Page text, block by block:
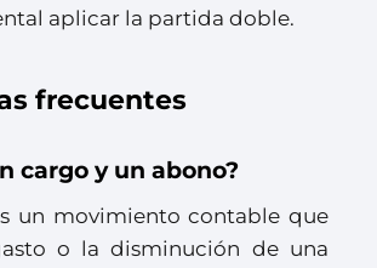
aplicar la partida doble.
frecuentes
cargo y un abono?
un movimiento contable que
o la disminución de una